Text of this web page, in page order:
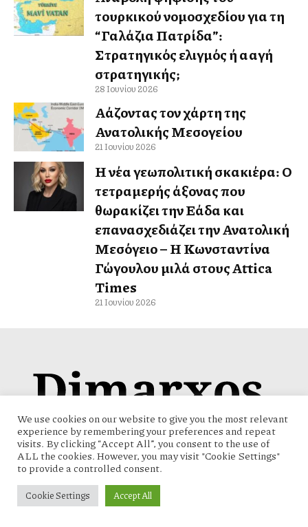
τουρκικού νομοσχεδίου για τη
“Γαλάζια Πατρίδα”:
Στρατηγικός ελιγμός ή αλλαγή
στρατηγικής;
28 Ιουνίου 2026
Αλλάζοντας τον χάρτη της
Ανατολικής Μεσογείου
21 Ιουνίου 2026
Η νέα γεωπολιτική σκακιέρα: Ο
τετραμερής άξονας που
θωρακίζει την Ελλάδα και
επανασχεδιάζει την Ανατολική
Μεσόγειο – Η Κωνσταντίνα
Γώγουλου μιλά στους Attica
Times
21 Ιουνίου 2026
Όροι χρήσης
Πολιτική Προστασίας Προσωπικών Δεδομένων
We use cookies on our website to give you the most relevant
experience by remembering your preferences and repeat
visits. By clicking “Accept All”, you consent to the use of
ALL the cookies. However, you may visit "Cookie Settings"
to provide a controlled consent.
Cookie Settings Accept All